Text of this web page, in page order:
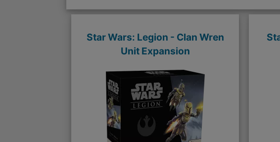
Star Wars: Legion - Clan Wren
Unit Expansion